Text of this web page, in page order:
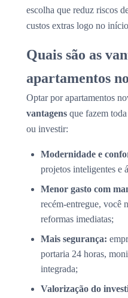
escolha que reduz riscos
custos extras logo no
Quais são as
apartamentos
Optar por apartamentos
vantagens que fazem
ou investir:
Modernidade e
projetos inteligentes e
Menor gasto com
recém-entregue, você
reformas imediatas;
Mais segurança:
portaria 24 horas,
integrada;
Valorização do